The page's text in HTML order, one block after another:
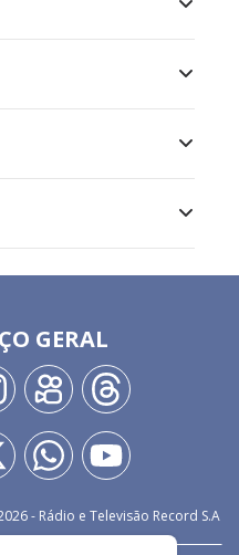
GERAL
- Rádio e Televisão Record S.A